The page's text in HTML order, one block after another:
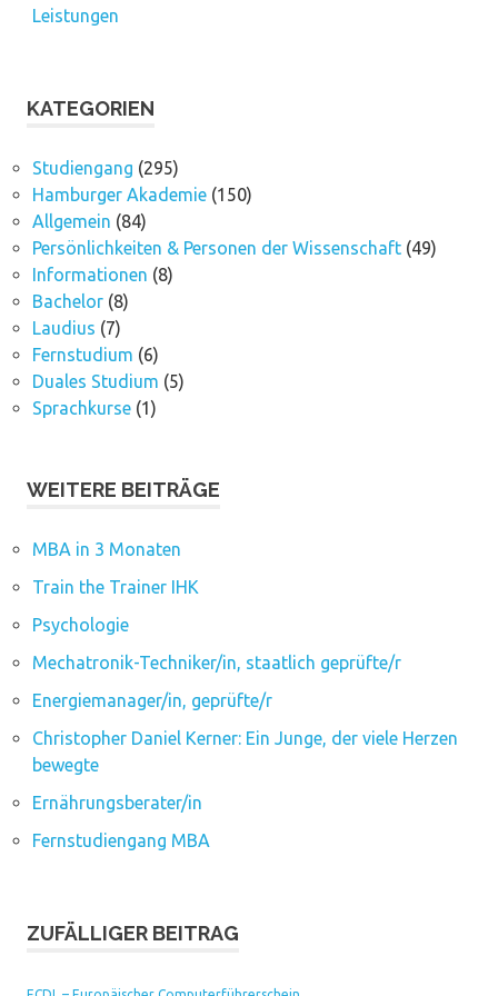
Leistungen
KATEGORIEN
Studiengang (295)
Hamburger Akademie(150)
Allgemein (84)
Persönlichkeiten & Personen der Wissenschaft(49)
Informationen (8)
Bachelor(8)
Laudius (7)
Fernstudium (6)
Duales Studium (5)
Sprachkurse(1)
WEITERE BEITRÄGE
MBA in 3 Monaten
Train the Trainer IHK
Psychologie
Mechatronik-Techniker/in, staatlich geprüfte/r
Energiemanager/in, geprüfte/r
Christopher Daniel Kerner: Ein Junge, der viele Herzen
bewegte
Ernährungsberater/in
Fernstudiengang MBA
ZUFÄLLIGER BEITRAG